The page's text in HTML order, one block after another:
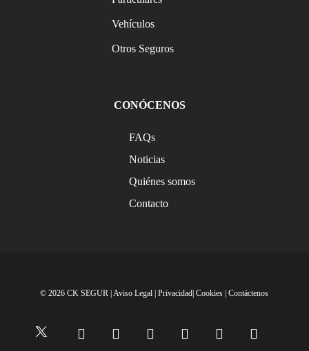
Vehículos
Otros Seguros
CONÓCENOS
FAQs
Noticias
Quiénes somos
Contacto
© 2026 CK SEGUR |Aviso Legal |Privacidad |Cookies |Contáctenos